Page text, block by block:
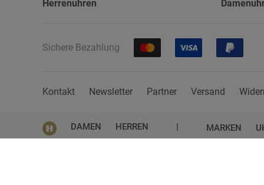
Herrenuhren
Sichere Bezahlung
Kontakt Newsletter Partner Versand
DAMEN HERREN | MARKEN